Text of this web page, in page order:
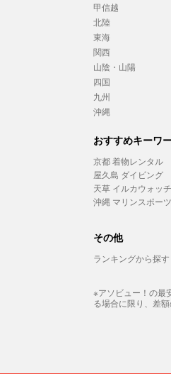
甲信越
北陸
東海
関西
山陰・山陽
四国
九州
沖縄
おすすめキーワ
京都 着物レンタル
屋久島 ダイビング
天草 イルカウォッ
沖縄 マリンスポーツ
その他
ランキングから探す
※アソビュー！の最
る場合に限り、差